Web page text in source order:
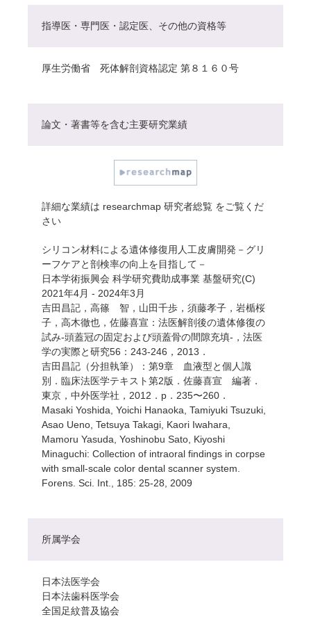
指導医・専門医・認定医、その他の資格等
厚生労働省 死体解剖資格認定 第８１６０号
論文・著書等を含む主要研究業績
詳細な業績は researchmap 研究者総覧 をご覧くだ
さい
シリコン材料による遺体修復用人工皮膚開発－グリ
ーフケアと剖検率の向上を目指して－
日本学術振興会 科学研究費助成事業 基盤研究(C)
2021年4月 - 2024年3月
吉田昌記，高篠 智，山田千歩，須藤孝子，岩楯桜
子，高木徹也，佐藤喜宣：法医解剖後の遺体修復の
試み‐頭蓋冠の固定および頭蓋骨の間隙充填‐，法医
学の実際と研究56：243-246，2013．
吉田昌記（分担執筆）：第9章 血液型と個人識
別．臨床法医学テキスト第2版．佐藤喜宣 編著．
東京，中外医学社，2012．p．235〜260．
Masaki Yoshida, Yoichi Hanaoka, Tamiyuki Tsuzuki,
Asao Ueno, Tetsuya Takagi, Kaori Iwahara,
Mamoru Yasuda, Yoshinobu Sato, Kiyoshi
Minaguchi: Collection of intraoral findings in corpse
with small-scale color dental scanner system.
Forens. Sci. Int., 185: 25-28, 2009
所属学会
日本法医学会
日本法歯科医学会
全国足紋普及協会